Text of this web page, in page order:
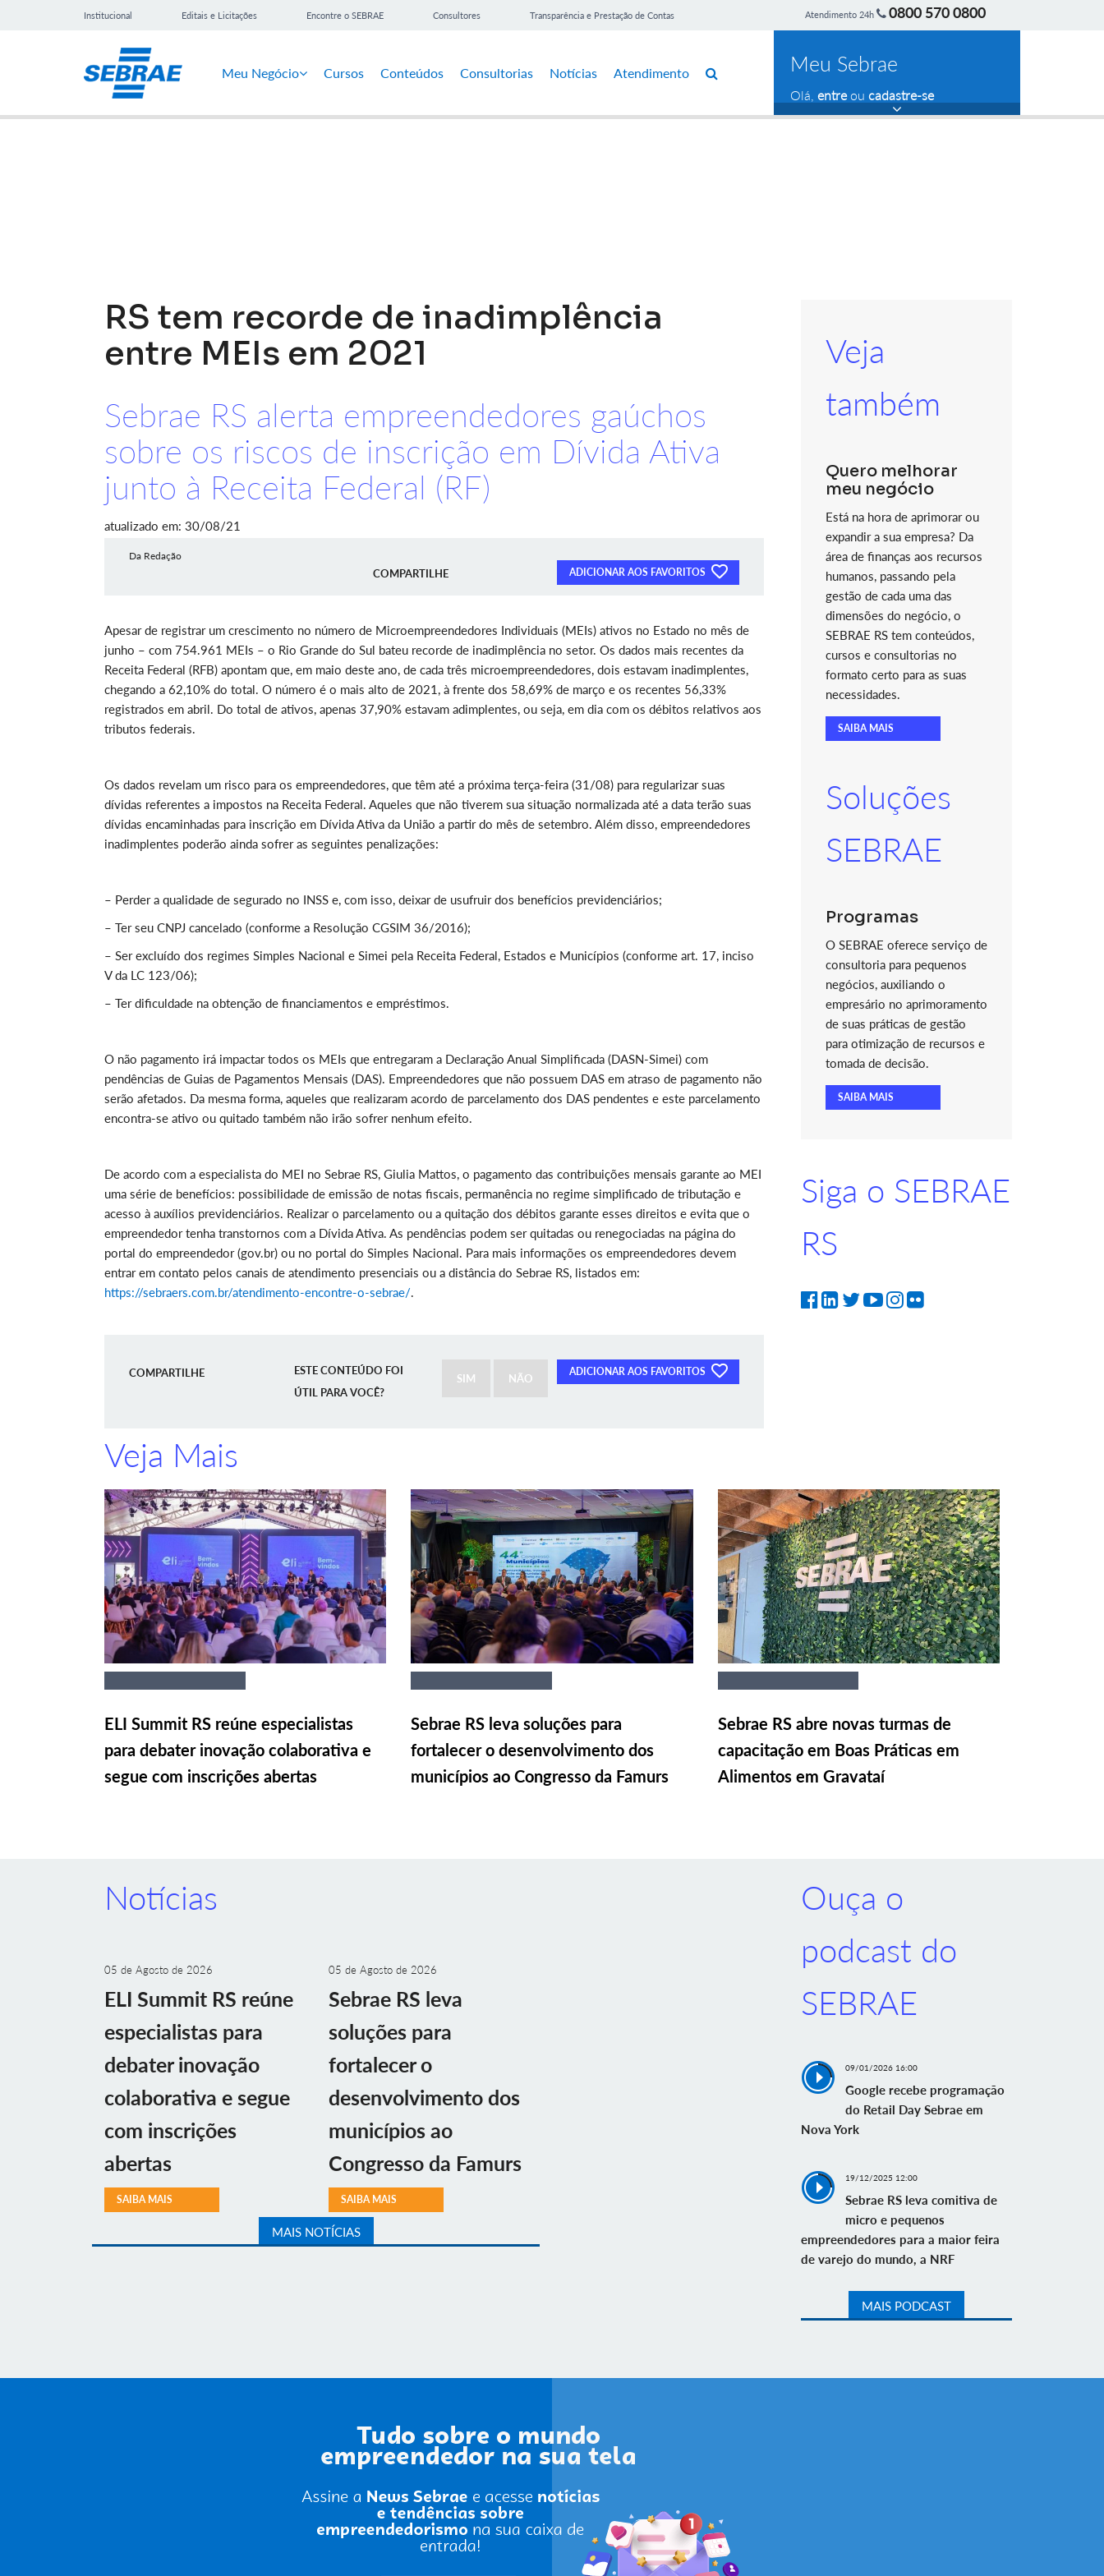
Institucional Editais e Licitações Encontre o SEBRAE Consultores Transparência e Prestação de Contas Atendimento 24h 0800 570 0800
Meu Negócio Cursos Conteúdos Consultorias Notícias Atendimento Meu Sebrae
Olá, entreou cadastre-se
RS tem recorde de inadimplência
entre MEIs em 2021
Sebrae RS alerta empreendedores gaúchos
sobre os riscos de inscrição em Dívida Ativa
junto à Receita Federal (RF)
atualizado em: 30/08/21
Da Redação
COMPARTILHE ADICIONAR AOS FAVORITOS
Apesar de registrar um crescimento no número de Microempreendedores Individuais (MEIs) ativos no Estado no mês de
junho – com 754.961 MEIs – o Rio Grande do Sul bateu recorde de inadimplência no setor. Os dados mais recentes da
Receita Federal (RFB) apontam que, em maio deste ano, de cada três microempreendedores, dois estavam inadimplentes,
chegando a 62,10% do total. O número é o mais alto de 2021, à frente dos 58,69% de março e os recentes 56,33%
registrados em abril. Do total de ativos, apenas 37,90% estavam adimplentes, ou seja, em dia com os débitos relativos aos
tributos federais.
Os dados revelam um risco para os empreendedores, que têm até a próxima terça-feira (31/08) para regularizar suas
dívidas referentes a impostos na Receita Federal. Aqueles que não tiverem sua situação normalizada até a data terão suas
dívidas encaminhadas para inscrição em Dívida Ativa da União a partir do mês de setembro. Além disso, empreendedores
inadimplentes poderão ainda sofrer as seguintes penalizações:
– Perder a qualidade de segurado no INSS e, com isso, deixar de usufruir dos benefícios previdenciários;
– Ter seu CNPJ cancelado (conforme a Resolução CGSIM 36/2016);
– Ser excluído dos regimes Simples Nacional e Simei pela Receita Federal, Estados e Municípios (conforme art. 17, inciso
V da LC 123/06);
– Ter dificuldade na obtenção de financiamentos e empréstimos.
O não pagamento irá impactar todos os MEIs que entregaram a Declaração Anual Simplificada (DASN-Simei) com
pendências de Guias de Pagamentos Mensais (DAS). Empreendedores que não possuem DAS em atraso de pagamento não
serão afetados. Da mesma forma, aqueles que realizaram acordo de parcelamento dos DAS pendentes e este parcelamento
encontra-se ativo ou quitado também não irão sofrer nenhum efeito.
De acordo com a especialista do MEI no Sebrae RS, Giulia Mattos, o pagamento das contribuições mensais garante ao MEI
uma série de benefícios: possibilidade de emissão de notas fiscais, permanência no regime simplificado de tributação e
acesso à auxílios previdenciários. Realizar o parcelamento ou a quitação dos débitos garante esses direitos e evita que o
empreendedor tenha transtornos com a Dívida Ativa. As pendências podem ser quitadas ou renegociadas na página do
portal do empreendedor (gov.br) ou no portal do Simples Nacional. Para mais informações os empreendedores devem
entrar em contato pelos canais de atendimento presenciais ou a distância do Sebrae RS, listados em:
https://sebraers.com.br/atendimento-encontre-o-sebrae/.
COMPARTILHE ADICIONAR AOS FAVORITOS
ESTE CONTEÚDO FOI
ÚTIL PARA VOCÊ?
SIM NÃO
Veja
também
Quero melhorar
meu negócio
Está na hora de aprimorar ou
expandir a sua empresa? Da
área de finanças aos recursos
humanos, passando pela
gestão de cada uma das
dimensões do negócio, o
SEBRAE RS tem conteúdos,
cursos e consultorias no
formato certo para as suas
necessidades.
SAIBA MAIS
Soluções
SEBRAE
Programas
O SEBRAE oferece serviço de
consultoria para pequenos
negócios, auxiliando o
empresário no aprimoramento
de suas práticas de gestão
para otimização de recursos e
tomada de decisão.
SAIBA MAIS
Siga o SEBRAE
RS
Veja Mais
ELI Summit RS reúne especialistas
para debater inovação colaborativa e
segue com inscrições abertas
Sebrae RS leva soluções para
fortalecer o desenvolvimento dos
municípios ao Congresso da Famurs
Sebrae RS abre novas turmas de
capacitação em Boas Práticas em
Alimentos em Gravataí
Notícias
05 de Agosto de 2026
ELI Summit RS reúne
especialistas para
debater inovação
colaborativa e segue
com inscrições
abertas
SAIBA MAIS
05 de Agosto de 2026
Sebrae RS leva
soluções para
fortalecer o
desenvolvimento dos
municípios ao
Congresso da Famurs
SAIBA MAIS
MAIS NOTÍCIAS
Ouça o
podcast do
SEBRAE
09/01/2026 16:00
Google recebe programação
do Retail Day Sebrae em
Nova York
19/12/2025 12:00
Sebrae RS leva comitiva de
micro e pequenos
empreendedores para a maior feira
de varejo do mundo, a NRF
MAIS PODCAST